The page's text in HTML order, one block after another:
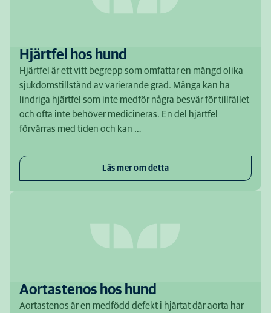
Hjärtfel hos hund
Hjärtfel är ett vitt begrepp som omfattar en mängd olika
sjukdomstillstånd av varierande grad. Många kan ha
lindriga hjärtfel som inte medför några besvär för tillfället
och ofta inte behöver medicineras. En del hjärtfel
förvärras med tiden och kan …
Läs mer om detta
Aortastenos hos hund
Aortastenos är en medfödd defekt i hjärtat där aorta har